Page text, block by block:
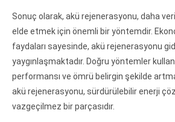
Sonuç olarak, akü rejenerasyonu, daha
elde etmek için önemli bir yöntemdir.
faydaları sayesinde, akü rejenerasyonu
yaygınlaşmaktadır. Doğru yöntemler
performansı ve ömrü belirgin şekilde
akü rejenerasyonu, sürdürülebilir enerji
vazgeçilmez bir parçasıdır.